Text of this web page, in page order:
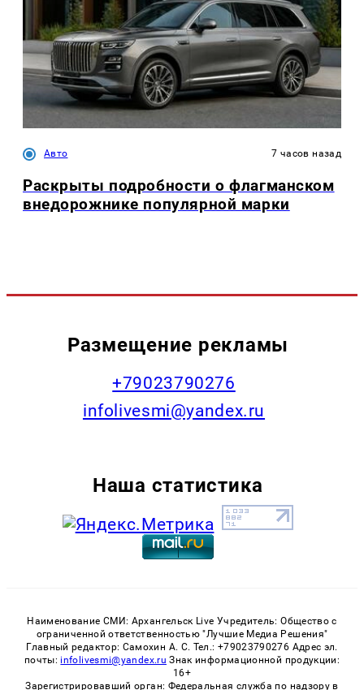
Авто 7 часов назад
Раскрыты подробности о флагманском
внедорожнике популярной марки
Размещение рекламы
+79023790276
infolivesmi@yandex.ru
Наша статистика
Наименование СМИ: Архангельск Live Учредитель: Общество с
ограниченной ответственностью "Лучшие Медиа Решения"
Главный редактор: Самохин А. С. Тел.: +79023790276 Адрес эл.
почты: infolivesmi@yandex.ru Знак информационной продукции:
16+
Зарегистрировавший орган: Федеральная служба по надзору в